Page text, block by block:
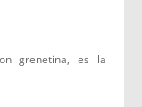
grenetina, es la